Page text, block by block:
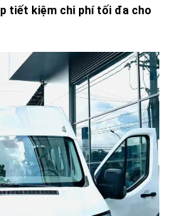
tiết kiệm chi phí tối đa cho